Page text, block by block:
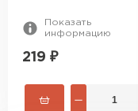
Показать
информацию
219 ₽